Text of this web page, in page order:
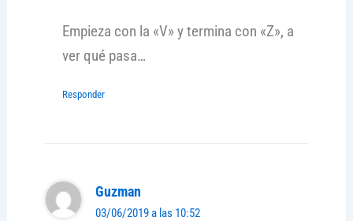
Empieza con la «V» y termina con «Z», a
ver qué pasa…
Responder
Guzman
03/06/2019 a las 10:52